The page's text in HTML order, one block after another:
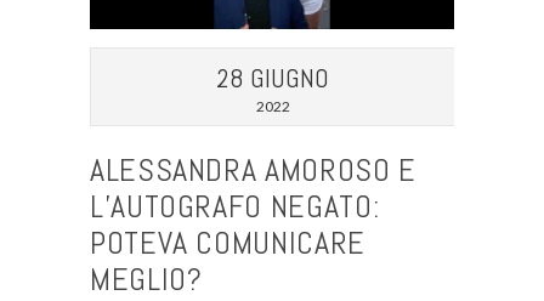
28 GIUGNO
2022
ALESSANDRA AMOROSO E
L’AUTOGRAFO NEGATO:
POTEVA COMUNICARE
MEGLIO?